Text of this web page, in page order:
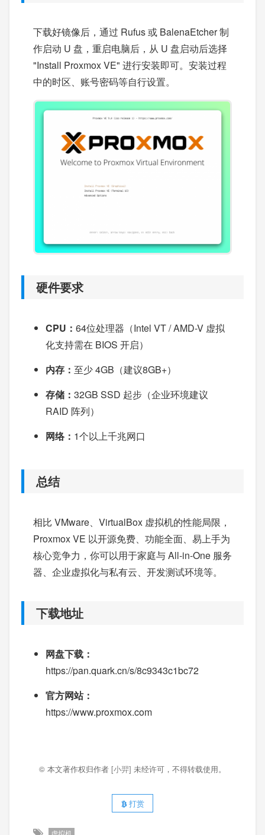
下载好镜像后，通过 Rufus 或 BalenaEtcher 制
作启动 U 盘，重启电脑后，从 U 盘启动后选择
"Install Proxmox VE" 进行安装即可。安装过程
中的时区、账号密码等自行设置。
硬件要求
CPU： 64位处理器（Intel VT / AMD-V 虚拟
化支持需在 BIOS 开启）
内存： 至少 4GB（建议8GB+）
存储： 32GB SSD 起步（企业环境建议
RAID 阵列）
网络： 1个以上千兆网口
总结
相比 VMware、VirtualBox 虚拟机的性能局限，
Proxmox VE 以开源免费、功能全面、易上手为
核心竞争力，你可以用于家庭与 All-in-One 服务
器、企业虚拟化与私有云、开发测试环境等。
下载地址
网盘下载：
https://pan.quark.cn/s/8c9343c1bc72
官方网站：
https://www.proxmox.com
© 本文著作权归作者 [小羿] 未经许可，不得转载使用。
打赏
虚拟机